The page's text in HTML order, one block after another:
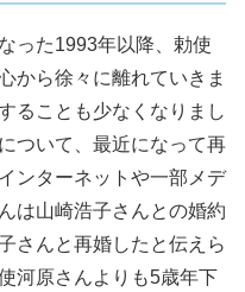
った1993年以降、勅使
から徐々に離れていきま
ることも少なくなりまし
ついて、最近になって再
ンターネットや一部メデ
は山崎浩子さんとの婚約
さんと再婚したと伝えら
河原さんよりも5歳年下